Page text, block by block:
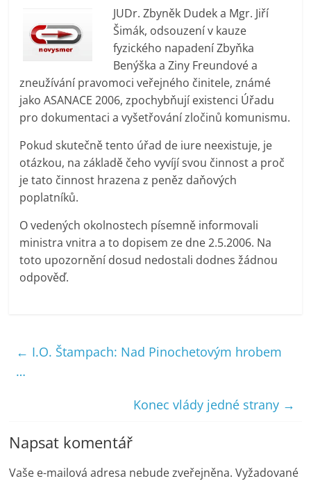
JUDr. Zbyněk Dudek a Mgr. Jiří
Šimák, odsouzení v kauze
fyzického napadení Zbyňka
Benýška a Ziny Freundové a
zneužívání pravomoci veřejného činitele, známé
jako ASANACE 2006, zpochybňují existenci Úřadu
pro dokumentaci a vyšetřování zločinů komunismu.
Pokud skutečně tento úřad de iure neexistuje, je
otázkou, na základě čeho vyvíjí svou činnost a proč
je tato činnost hrazena z peněz daňových
poplatníků.
O vedených okolnostech písemně informovali
ministra vnitra a to dopisem ze dne 2.5.2006. Na
toto upozornění dosud nedostali dodnes žádnou
odpověď.
← I.O. Štampach: Nad Pinochetovým hrobem
…
Konec vlády jedné strany →
Napsat komentář
Vaše e-mailová adresa nebude zveřejněna. Vyžadované